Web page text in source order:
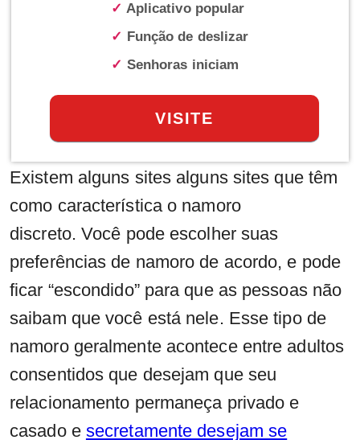
✓ Aplicativo popular
✓ Função de deslizar
✓ Senhoras iniciam
VISITE
Existem alguns sites alguns sites que têm
como característica o namoro
discreto. Você pode escolher suas
preferências de namoro de acordo, e pode
ficar “escondido” para que as pessoas não
saibam que você está nele. Esse tipo de
namoro geralmente acontece entre adultos
consentidos que desejam que seu
relacionamento permaneça privado e
casado e secretamente desejam se